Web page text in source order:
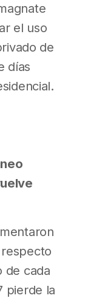
el uso
de
días
de cada
pierde la